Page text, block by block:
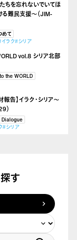
ちを忘れないでいてほ
る難民支援～（JIM-
めて
ラク#シリア
vol.8 シリア北部
the WORLD
告】イラク・シリア～
）
Dialogue
#シリア
す